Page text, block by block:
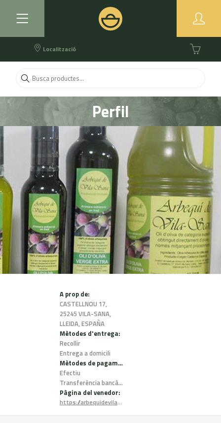
Localització
Perfil
A prop de:
CASTELLNOU 17,
25245 VILA-SANA,
LLEIDA, ESPAÑA
Mètodes d'entrega:
Recollir
Entrega a domicili
Mètodes de pagament:
Efectiu
Transferència bancària
Pàgina del venedor:
https://arbequidevilasana.com